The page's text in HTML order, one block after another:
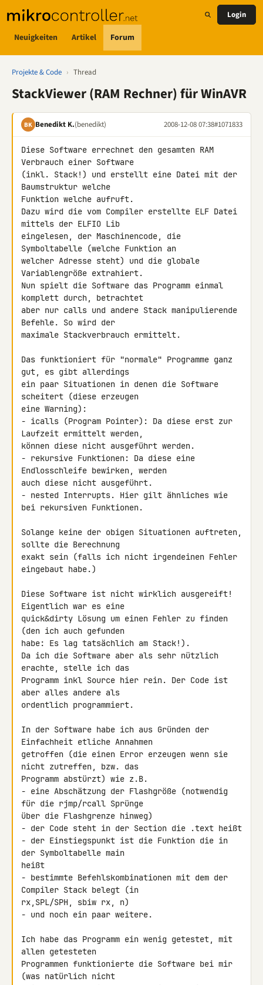
Neuigkeiten Artikel Forum
Login
Projekte & Code › Thread
StackViewer (RAM Rechner) für WinAVR
BK Benedikt K.(benedikt) 2008-12-08 07:38#1071833
Diese Software errechnet den gesamten RAM
Verbrauch einer Software
(inkl. Stack!) und erstellt eine Datei mit der
Baumstruktur welche
Funktion welche aufruft.
Dazu wird die vom Compiler erstellte ELF Datei
mittels der ELFIO Lib
eingelesen, der Maschinencode, die
Symboltabelle (welche Funktion an
welcher Adresse steht) und die globale
Variablengröße extrahiert.
Nun spielt die Software das Programm einmal
komplett durch, betrachtet
aber nur calls und andere Stack manipulierende
Befehle. So wird der
maximale Stackverbrauch ermittelt.
Das funktioniert für "normale" Programme ganz
gut, es gibt allerdings
ein paar Situationen in denen die Software
scheitert (diese erzeugen
eine Warning):
- icalls (Program Pointer): Da diese erst zur
Laufzeit ermittelt werden,
können diese nicht ausgeführt werden.
- rekursive Funktionen: Da diese eine
Endlosschleife bewirken, werden
auch diese nicht ausgeführt.
- nested Interrupts. Hier gilt ähnliches wie
bei rekursiven Funktionen.
Solange keine der obigen Situationen auftreten,
sollte die Berechnung
exakt sein (falls ich nicht irgendeinen Fehler
eingebaut habe.)
Diese Software ist nicht wirklich ausgereift!
Eigentlich war es eine
quick&dirty Lösung um einen Fehler zu finden
(den ich auch gefunden
habe: Es lag tatsächlich am Stack!).
Da ich die Software aber als sehr nützlich
erachte, stelle ich das
Programm inkl Source hier rein. Der Code ist
aber alles andere als
ordentlich programmiert.
In der Software habe ich aus Gründen der
Einfachheit etliche Annahmen
getroffen (die einen Error erzeugen wenn sie
nicht zutreffen, bzw. das
Programm abstürzt) wie z.B.
- eine Abschätzung der Flashgröße (notwendig
für die rjmp/rcall Sprünge
über die Flashgrenze hinweg)
- der Code steht in der Section die .text heißt
- der Einstiegspunkt ist die Funktion die in
der Symboltabelle main
heißt
- bestimmte Befehlskombinationen mit dem der
Compiler Stack belegt (in
rx,SPL/SPH, sbiw rx, n)
- und noch ein paar weitere.
Ich habe das Programm ein wenig getestet, mit
allen getesteten
Programmen funktionierte die Software bei mir
(was natürlich nicht